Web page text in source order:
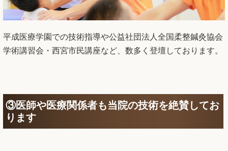
平成医療学園での技術指導や公益社団法人全国柔整鍼灸協会
学術講習会・西宮市民講座など、数多く登壇しております。
③医師や医療関係者も当院の技術を絶賛してお
ります